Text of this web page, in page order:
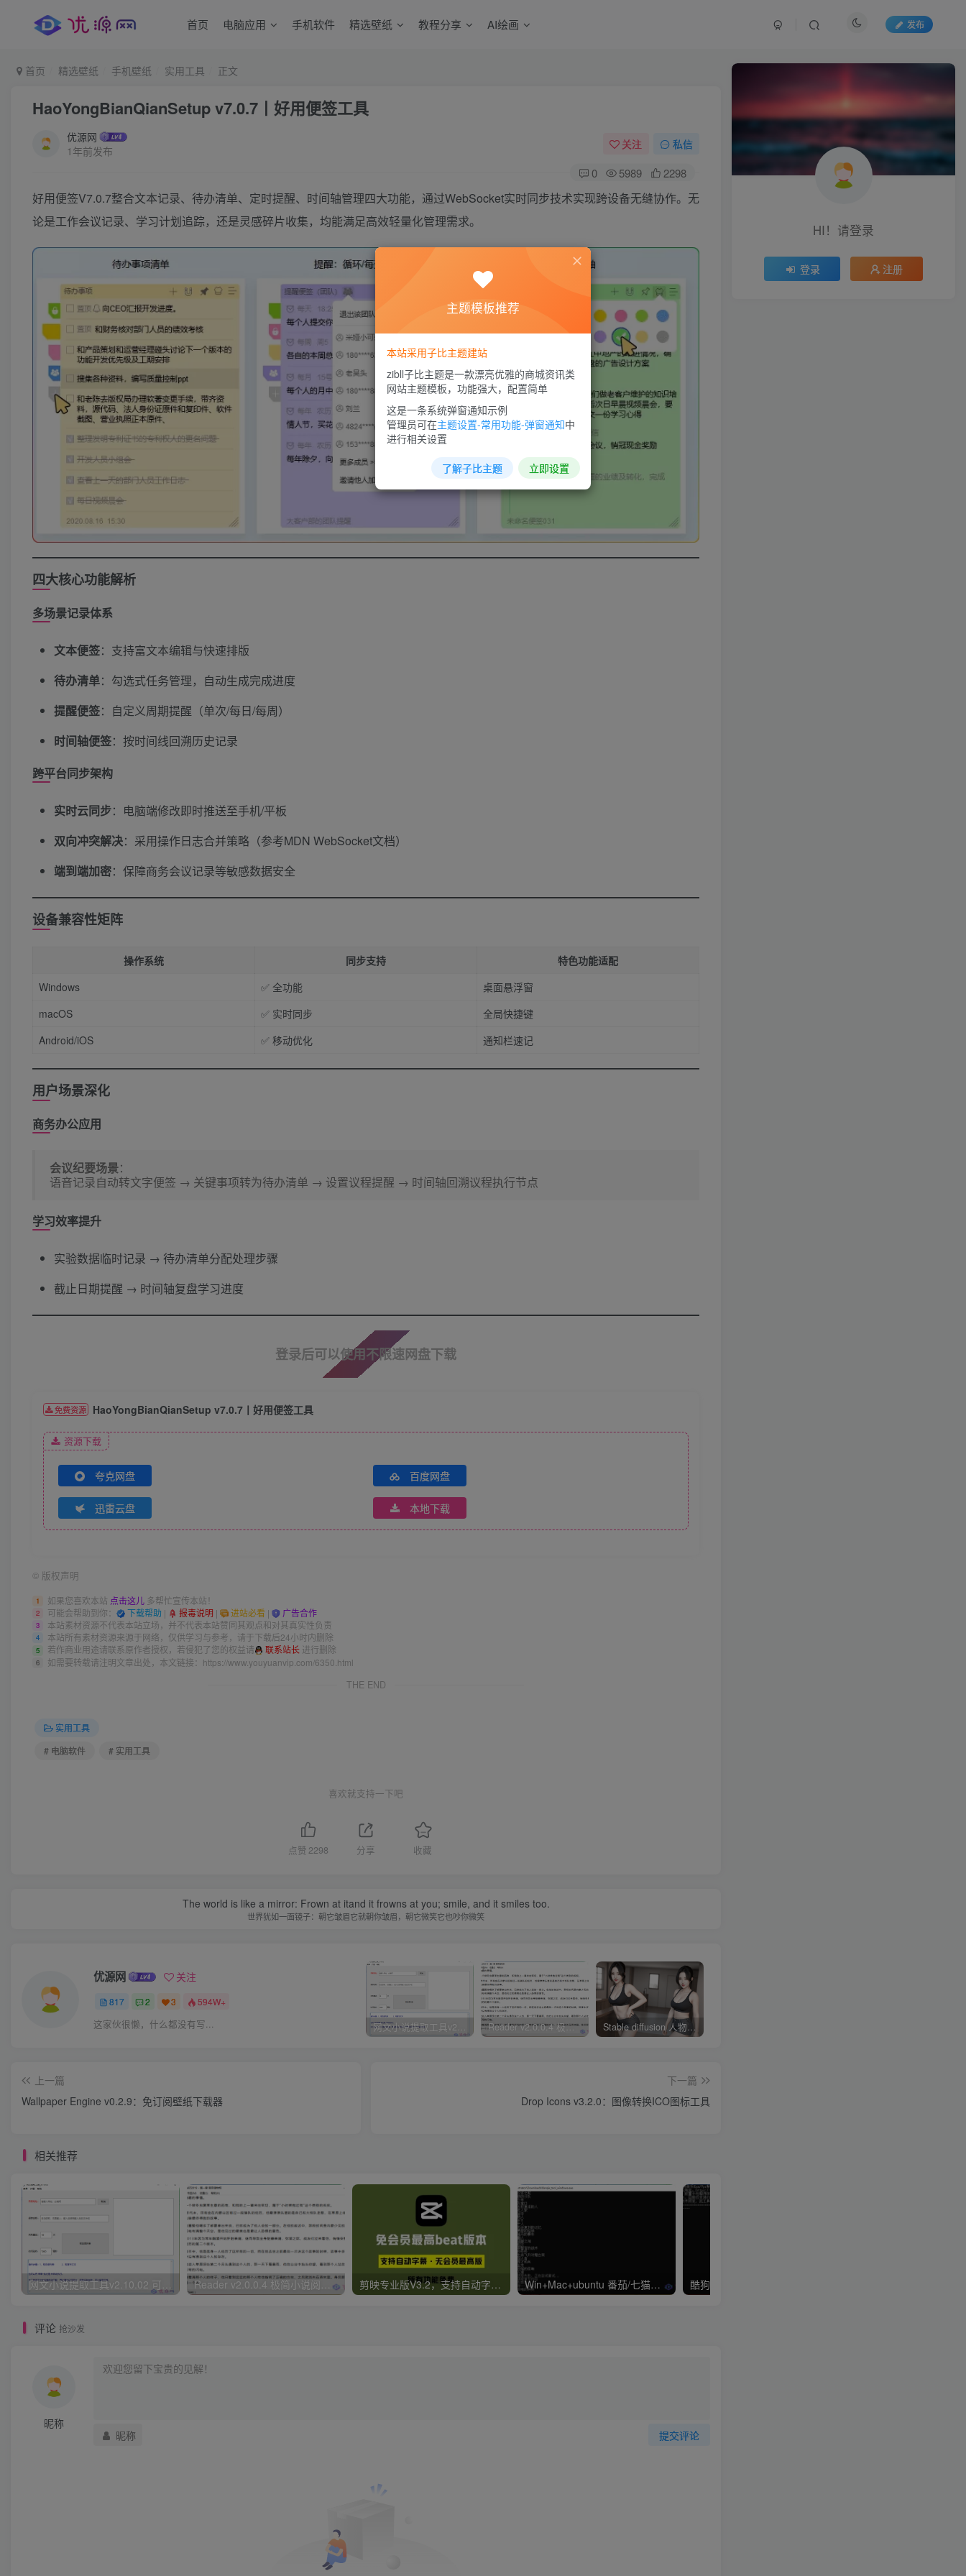
首页 电脑应用 手机软件 精选壁纸 教程分享 AI绘画 发布
首页 精选壁纸 手机壁纸 实用工具 正文
HaoYongBianQianSetup v7.0.7丨好用便签工具
优源网
1年前发布
关注 私信
0 5989 2298
好用便签V7.0.7整合文本记录、待办清单、定时提醒、时间轴管理四大功能，通过WebSocket实时同步技术实现跨设备无缝协作。无
论是工作会议记录、学习计划追踪，还是灵感碎片收集，均能满足高效轻量化管理需求。
四大核心功能解析
多场景记录体系
文本便签​：支持富文本编辑与快速排版
待办清单​：勾选式任务管理，自动生成完成进度
提醒便签​：自定义周期提醒（单次/每日/每周）
时间轴便签​：按时间线回溯历史记录
跨平台同步架构
实时云同步​：电脑端修改即时推送至手机/平板
双向冲突解决​：采用操作日志合并策略（参考MDN WebSocket文档）
端到端加密​：保障商务会议记录等敏感数据安全
设备兼容性矩阵
操作系统 同步支持
特色功能适配
Windows
✅ 全功能
桌面悬浮窗
macOS
✅ 实时同步
全局快捷键
Android/iOS
✅ 移动优化 通知栏速记
用户场景深化
商务办公应用
会议纪要场景​：
语音记录自动转文字便签 → 关键事项转为待办清单 → 设置议程提醒 → 时间轴回溯议程执行节点
学习效率提升
实验数据临时记录 → 待办清单分配处理步骤
截止日期提醒 → 时间轴复盘学习进度
登录后可以使用不限速网盘下载
免费资源 HaoYongBianQianSetup v7.0.7丨好用便签工具
资源下载
夸克网盘 百度网盘
迅雷云盘 本地下载
© 版权声明
1 如果您喜欢本站 点击这儿 多帮忙宣传本站！
2 可能会帮助到你： 下载帮助 | 报毒说明 | 进站必看 | 广告合作
3 本站素材资源不代表本站立场，并不代表本站赞同其观点和对其真实性负责
4 本站所有素材资源来源于网络，仅供学习与参考，请于下载后24小时内删除
5 若作商业用途请联系原作者授权，若侵犯了您的权益请 联系站长 进行删除
6 如需要转载请注明文章出处，本文链接： https://www.youyuanvip.com/6350.html
THE END
实用工具
# 电脑软件
# 实用工具
喜欢就支持一下吧
点赞 2298 分享 收藏
The world is like a mirror: Frown at itand it frowns at you; smile, and it smiles too.
世界犹如一面镜子：朝它皱眉它就朝你皱眉，朝它微笑它也吵你微笑
优源网 关注
817 2 3 594W+
这家伙很懒，什么都没有写... 网文小说提取工具v2.10.02 可以自动下载小说 从此不再花钱看小说 Reader v2.0.0.4 极简小说阅读器支持导入在线及离线书源 Stable diffusion 人物常用朝向、画面范围、远近、焦距、机位、拍摄角度篇提示词（四）
上一篇
Wallpaper Engine v0.2.9：免订阅壁纸下载器
下一篇
Drop Icons v3.2.0：图像转换ICO图标工具
相关推荐
网文小说提取工具v2.10.02 可以自动下载小说 从此不再花钱看小说 Reader v2.0.0.4 极简小说阅读器支持导入在线及离线书源 剪映专业版V3.2，支持自动字幕识别、特效，无任何会员按钮，免会员官方版 Win+Mac+ubuntu 番茄/七猫小说下载器
评论 抢沙发
昵称
提交评论
昵称
HI！请登录
登录 注册
主题模板推荐
本站采用子比主题建站
zibll子比主题是一款漂亮优雅的商城资讯类
网站主题模板，功能强大，配置简单
这是一条系统弹窗通知示例
管理员可在主题设置-常用功能-弹窗通知中
进行相关设置
了解子比主题 立即设置